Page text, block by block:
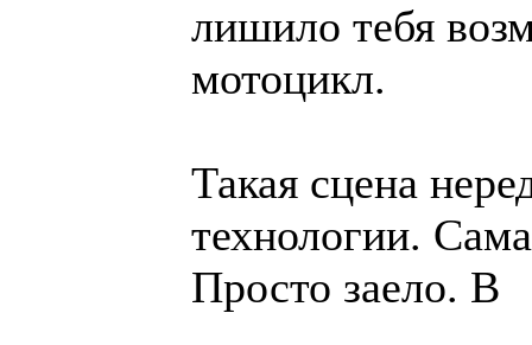
лишило тебя
мотоцикл.
Такая сцена
технологии.
Просто заело. В